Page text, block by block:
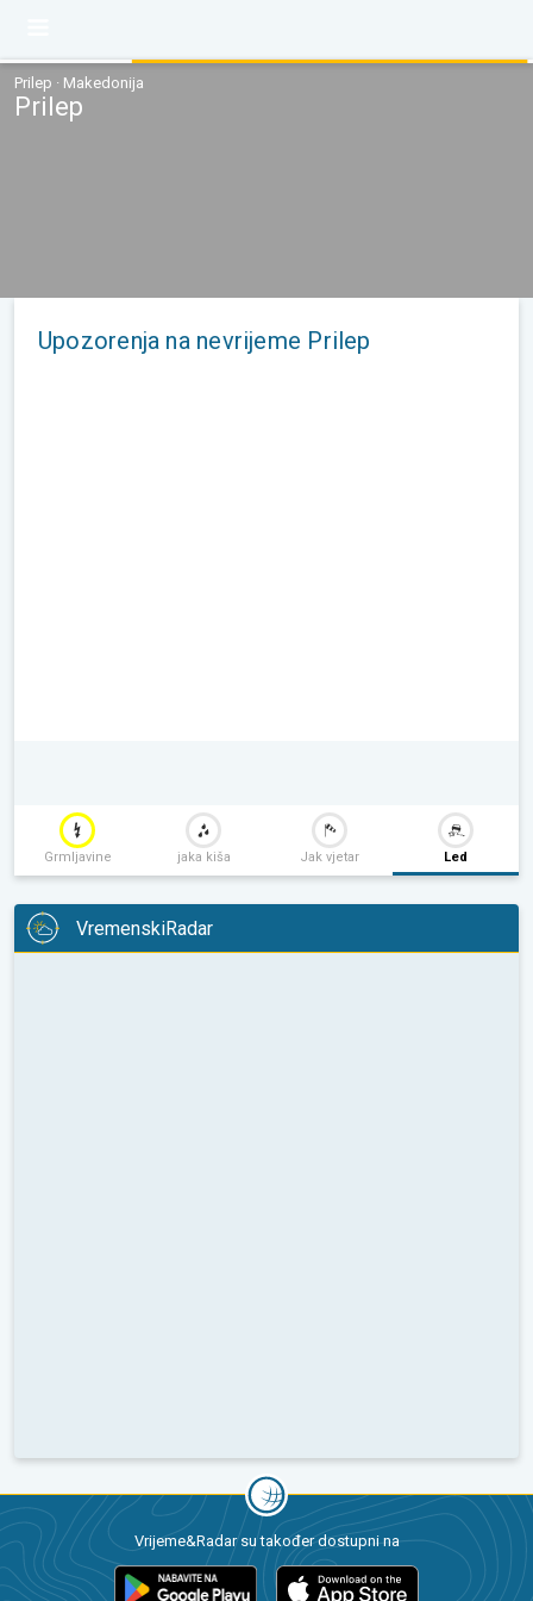
Prilep · Makedonija
Prilep
Upozorenja na nevrijeme Prilep
Grmljavine jaka kiša Jak vjetar Led
VremenskiRadar
Vrijeme&Radar su također dostupni na